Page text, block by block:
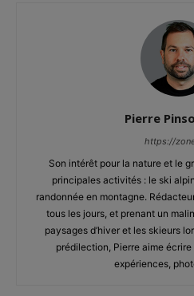
Pierre
https://
Son intérêt pour la nature et le
principales activités : le ski
randonnée en montagne.
tous les jours, et prenant un
paysages d’hiver et les skieurs
prédilection, Pierre aime
expériences,